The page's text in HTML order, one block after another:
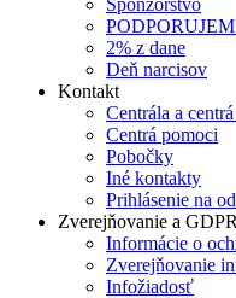
2% z dane
Deň narcisov
Kontakt
Centrála a
Centrá pomoci
Pobočky
Iné kontakty
Prihlásenie na
Zverejňovanie a GDPR
Informácie o
Zverejňovanie
Infožiadosť